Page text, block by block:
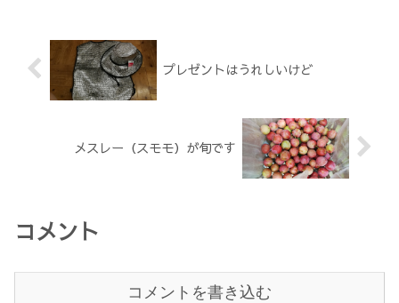
プレゼントはうれしいけど
メスレー（スモモ）が旬です
コメント
コメントを書き込む